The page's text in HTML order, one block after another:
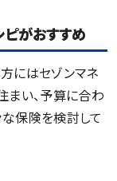
がおすすめ
にはセゾンマネ
まい、予算に合わ
保険を検討して